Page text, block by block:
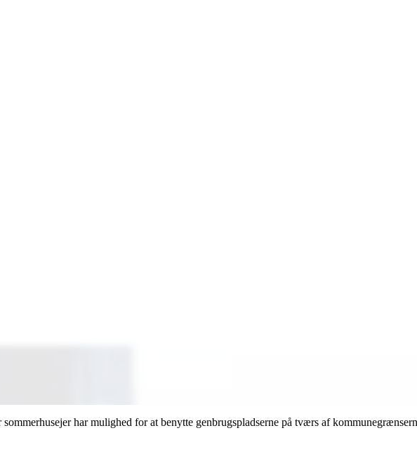
har mulighed for at benytte genbrugspladserne på tværs af